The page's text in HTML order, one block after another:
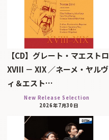
【CD】グレート・マエストロ
XVIII － XIX ／ネーメ・ヤルヴ
ィ＆エスト…
New Release Selection
2026年7月30日